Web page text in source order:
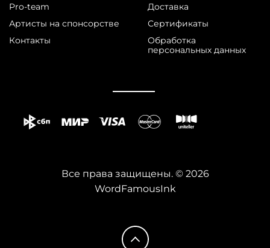
WordFamousInk
Все права защищены. © 2026
Pro-team
Артисты на спонсорстве
Контакты
Доставка
Сертификаты
Обработка
персональных данных